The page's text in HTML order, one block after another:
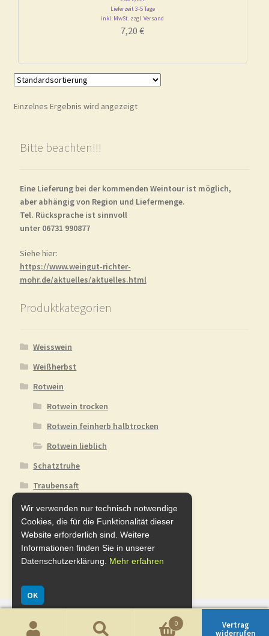
Lieferzeit 3-5 Tage
inkl. MwSt. zzgl. Versand
7,20€
Einzelnes Ergebnis wird angezeigt
Bitte beachten!!!
Eine Lieferung bei der kommenden Weintour ist möglich,
aber abhängig von Region und Liefermenge.
Tel. Rücksprache ist sinnvoll
unter 06731 990877
Siehe hier:
https://www.weingut-richter-
mohr.de/aktuelles/aktuelles.html
Produktkategorien
Weisswein
Weißherbst
Rotwein
Rotwein trocken
Rotwein feinherb halbtrocken
Rotwein lieblich
Schatztruhe
Traubensaft
Winzersekt
Perlwein
Spirituosen
Essig u. Gelee
Glühwein
0
Vertrag
widerrufen
Wir verwenden nur technisch notwendige
Cookies, die für die Funktionalität dieser
Website erforderlich sind. Weitere
Informationen finden Sie in unserer
Datenschutzerklärung.
Mehr erfahren
OK